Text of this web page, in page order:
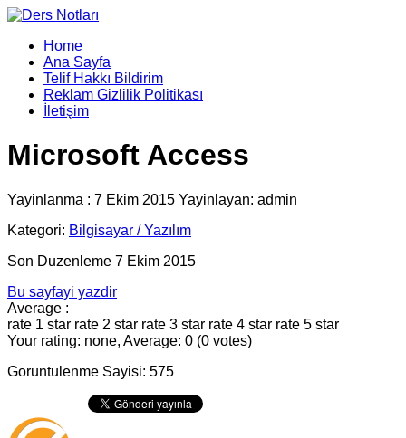
Home
Ana Sayfa
Telif Hakkı Bildirim
Reklam Gizlilik Politikası
İletişim
Microsoft Access
Yayinlanma : 7 Ekim 2015 Yayinlayan: admin
Kategori: Bilgisayar / Yazılım
Son Duzenleme 7 Ekim 2015
Bu sayfayi yazdir
Average :
rate 1 star rate 2 star rate 3 star rate 4 star rate 5 star
Your rating: none, Average: 0 (0 votes)
Goruntulenme Sayisi: 575